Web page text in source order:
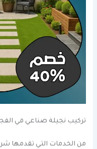
تركيب نجيلة صناعي في
من الخدمات التي تقدمها